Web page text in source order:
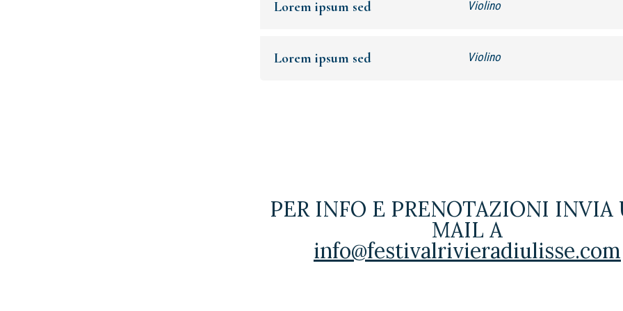
Lorem ipsum sed Violino
Lorem ipsum sed Violino
PER INFO E PRENOTAZIONI INVIA
MAIL A
info@festivalrivieradiulisse.com